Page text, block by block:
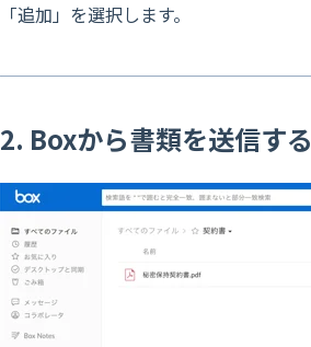
「追加」を選択します。
2. Boxから書類を送信する